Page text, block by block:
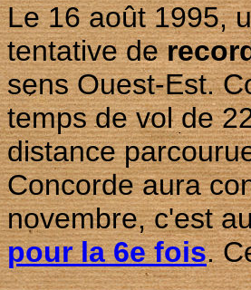
Le 16 août 1995,
tentative de
sens Ouest-Est.
temps de vol de
distance
Concorde aura
novembre, c'est
pour la 6e fois.